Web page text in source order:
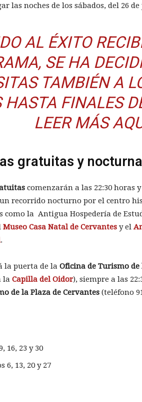
las noches de los sábados, del 26
AL ÉXITO
SE HA
TAMBIÉN A
HASTA FINALES
LEER MÁS
gratuitas y
comenzarán a las 22:30 horas
recorrido nocturno por el centro
como la Antigua Hospedería de
Museo Casa Natal de Cervantes y el
.
la puerta de la Oficina de Turismo de
la Capilla del Oidor), siempre a las
de la Plaza de Cervantes (teléfono
16, 23 y 30
6, 13, 20 y 27